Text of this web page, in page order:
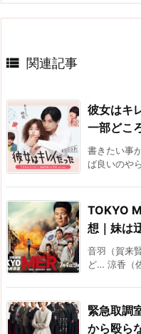
 関連記事
彼女はキ
一部どこ
書きたい事
ば良いのや
TOKYO
想｜妹は
音羽（賀来
ど… 涼香（
緊急取調
から殴ら